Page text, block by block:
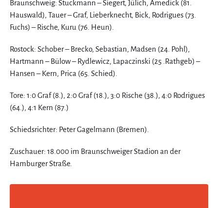
Braunschweig: Stuckmann – Siegert, Jülich, Amedick (81.
Hauswald), Tauer – Graf, Lieberknecht, Bick, Rodrigues (73.
Fuchs) – Rische, Kuru (76. Heun).
Rostock: Schober – Brecko, Sebastian, Madsen (24. Pohl),
Hartmann – Bülow – Rydlewicz, Lapaczinski (25 .Rathgeb) –
Hansen – Kern, Prica (65. Schied).
Tore: 1:0 Graf (8.), 2:0 Graf (18.), 3:0 Rische (38.), 4:0 Rodrigues
(64.), 4:1 Kern (87.)
Schiedsrichter: Peter Gagelmann (Bremen).
Zuschauer: 18.000 im Braunschweiger Stadion an der
Hamburger Straße.